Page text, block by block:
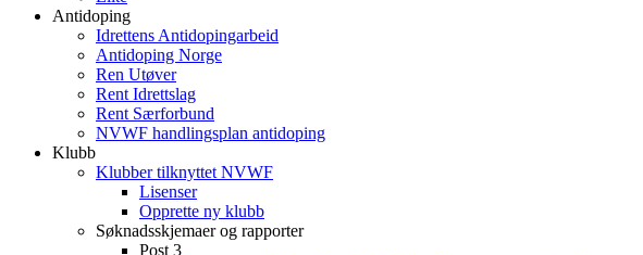
Antidoping
Idrettens Antidopingarbeid
Antidoping Norge
Ren Utøver
Rent Idrettslag
Rent Særforbund
NVWF handlingsplan antidoping
Klubb
Klubber tilknyttet NVWF
Lisenser
Opprette ny klubb
Søknadsskjemaer og rapporter
Post 3